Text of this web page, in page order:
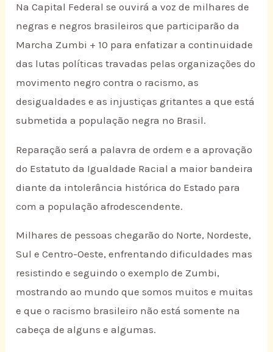
Na Capital Federal se ouvirá a voz de milhares de
negras e negros brasileiros que participarão da
Marcha Zumbi + 10 para enfatizar a continuidade
das lutas políticas travadas pelas organizações do
movimento negro contra o racismo, as
desigualdades e as injustiças gritantes a que está
submetida a população negra no Brasil.
Reparação será a palavra de ordem e a aprovação
do Estatuto da Igualdade Racial a maior bandeira
diante da intolerância histórica do Estado para
com a população afrodescendente.
Milhares de pessoas chegarão do Norte, Nordeste,
Sul e Centro-Oeste, enfrentando dificuldades mas
resistindo e seguindo o exemplo de Zumbi,
mostrando ao mundo que somos muitos e muitas
e que o racismo brasileiro não está somente na
cabeça de alguns e algumas.